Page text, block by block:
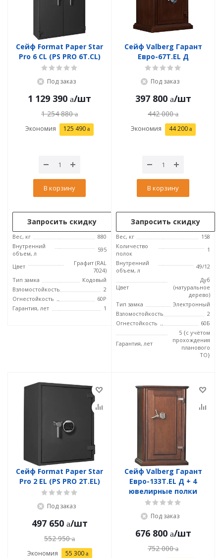
Сейф Format Paper Star
Pro 6 CL (PS PRO 6Т.CL)
Под заказ
1 129 390 /шт
1 254 880
Экономия 125 490
В корзину
Запросить скидку
Вес, кг
880
Внутренний
объем, л
595
Цвет
Графит (RAL
7024)
Тип замка
Кодовый
Взломостойкость
2
Огнестойкость
60P
Гарантия, лет
1
Сейф Valberg Гарант
Евро-67Т.EL Д
Под заказ
397 800 /шт
442 000
Экономия 44 200
В корзину
Запросить скидку
Вес, кг
158
Количество
полок
1
Внутренний
объем, л
49/12
Цвет
Дуб
(натуральное
дерево)
Тип замка
Электронный
Взломостойкость
2
Огнестойкость
60Б
Гарантия, лет
5 {с учётом
прохождения
планового
ТО}
Сейф Format Paper Star
Pro 2 EL (PS PRO 2Т.EL)
Под заказ
497 650 /шт
552 950
Экономия 55 300
Сейф Valberg Гарант
Евро-133Т.EL Д + 4
ювелирные полки
Под заказ
676 800 /шт
752 000